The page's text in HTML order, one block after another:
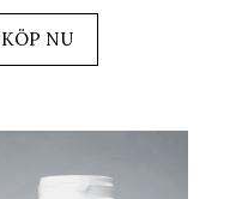
KÖP NU